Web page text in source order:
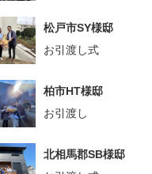
松戸市SY様邸
お引渡し式
柏市HT様邸
お引渡し
北相馬郡SB様邸